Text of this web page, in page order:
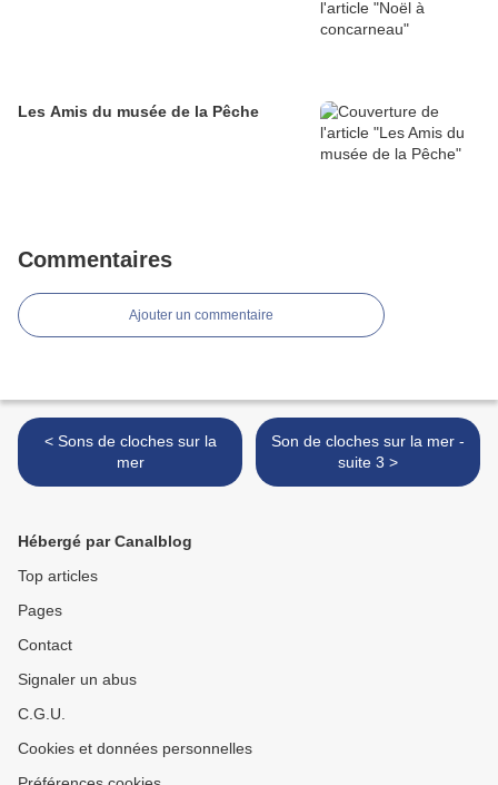
Les Amis du musée de la Pêche
Commentaires
Ajouter un commentaire
< Sons de cloches sur la
mer
Son de cloches sur la mer -
suite 3 >
Hébergé par Canalblog
Top articles
Pages
Contact
Signaler un abus
C.G.U.
Cookies et données personnelles